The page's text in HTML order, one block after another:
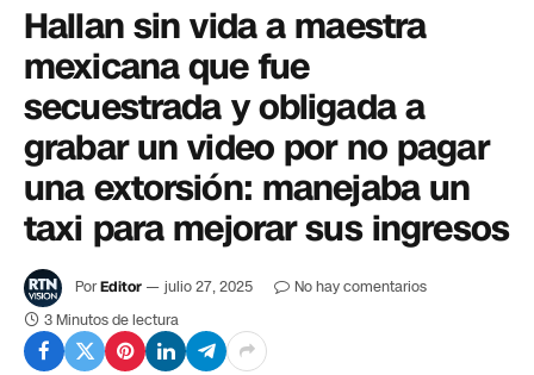
Hallan sin vida a maestra
mexicana que fue
secuestrada y obligada a
grabar un video por no pagar
una extorsión: manejaba un
taxi para mejorar sus ingresos
PorEditor julio 27, 2025
No hay comentarios
3 Minutos de lectura